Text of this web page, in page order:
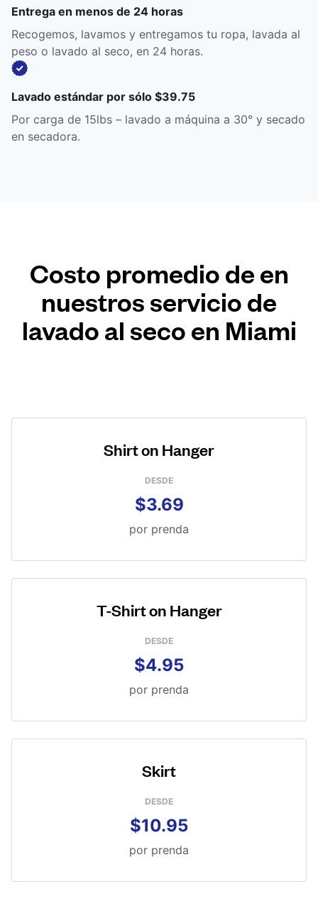
Entrega en menos de 24 horas
Recogemos, lavamos y entregamos tu ropa, lavada al
peso o lavado al seco, en 24 horas.
Lavado estándar por sólo $39.75
Por carga de 15lbs – lavado a máquina a 30° y secado
en secadora.
Costo promedio de en
nuestros servicio de
lavado al seco en Miami
Shirt on Hanger
DESDE
$3.69
por prenda
T-Shirt on Hanger
DESDE
$4.95
por prenda
Skirt
DESDE
$10.95
por prenda